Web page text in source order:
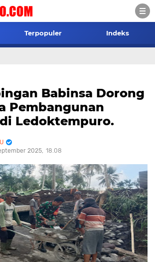
Terpopuler Indeks
Babinsa Dorong
Pembangunan
Ledoktempuro.
2025 18.08